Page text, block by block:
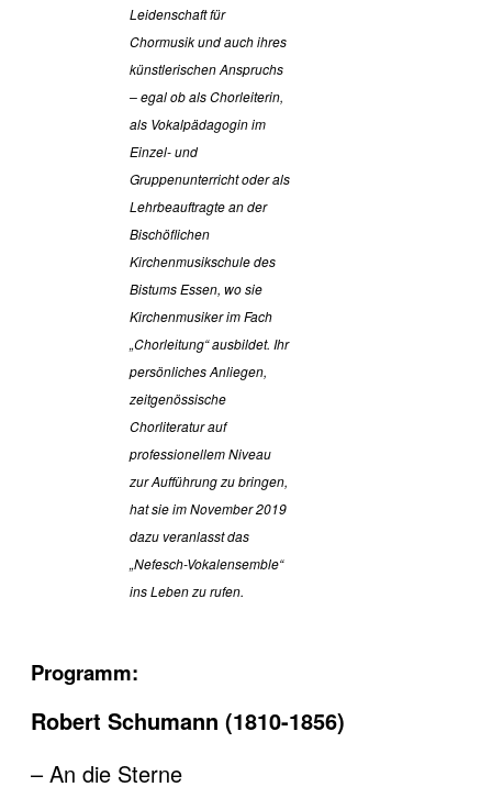
Leidenschaft für
Chormusik und auch ihres
künstlerischen Anspruchs
– egal ob als Chorleiterin,
als Vokalpädagogin im
Einzel- und
Gruppenunterricht oder als
Lehrbeauftragte an der
Bischöflichen
Kirchenmusikschule des
Bistums Essen, wo sie
Kirchenmusiker im Fach
„Chorleitung“ ausbildet. Ihr
persönliches Anliegen,
zeitgenössische
Chorliteratur auf
professionellem Niveau
zur Aufführung zu bringen,
hat sie im November 2019
dazu veranlasst das
„Nefesch-Vokalensemble“
ins Leben zu rufen.
Programm:
Robert Schumann (1810-1856)
– An die Sterne